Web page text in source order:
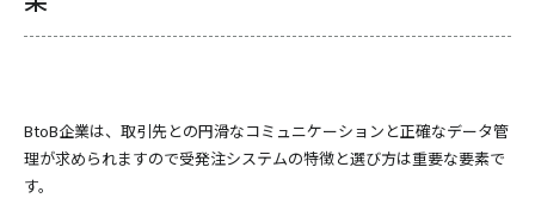
BtoB企業は、取引先との円滑なコミュニケーションと正確なデータ管
理が求められますので受発注システムの特徴と選び方は重要な要素で
す。